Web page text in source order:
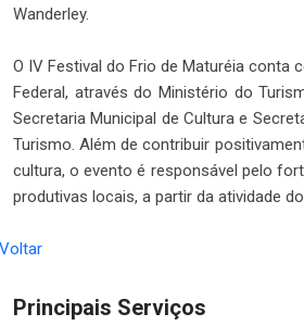
Wanderley.
O IV Festival do Frio de Maturéia conta
Federal, através do Ministério do
Secretaria Municipal de Cultura e
Turismo. Além de contribuir
cultura, o evento é responsável pelo
produtivas locais, a partir da atividade
Principais Serviços